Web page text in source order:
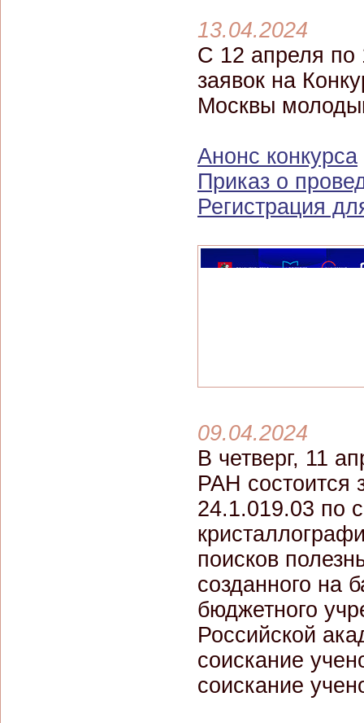
13.04.2024
С 12 апреля по
заявок на
Москвы
Анонс конкурса
Приказ о
Регистрация
09.04.2024
В четверг, 11
РАН состоится
24.1.019.03 по
поисков
созданного на
бюджетного
Российской
соискание
соискание